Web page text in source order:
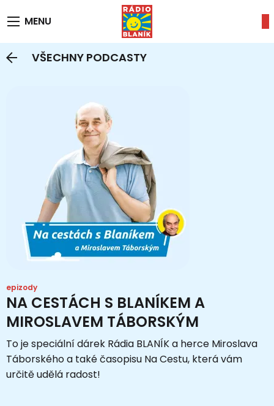
MENU
VŠECHNY PODCASTY
epizody
NA CESTÁCH S BLANÍKEM A
MIROSLAVEM TÁBORSKÝM
To je speciální dárek Rádia BLANÍK a herce Miroslava
Táborského a také časopisu Na Cestu, která vám
určitě udělá radost!